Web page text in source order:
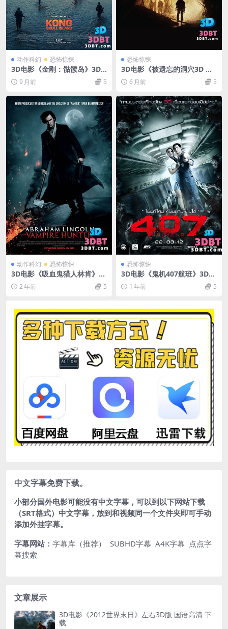
动作科幻 恐怖惊悚
3D电影《金刚：骷髅岛》3D
版下载 左右格式 4K蓝光原盘
高清MKV 网盘下载
9 月前 5
恐怖惊悚
3D电影《被遗忘的洞穴3D 》
左右格式 下载 高清恐怖电影3
D 网盘下载
6 月前 5
动作科幻 恐怖惊悚
3D电影《吸血鬼猎人林肯》下
载 左右格式 3D版 高清蓝光原
盘 MKV 网盘 下载
2 年前 5
恐怖惊悚
3D电影《鬼机407航班》3D左
右格式 国粤泰三语.3D国配中
文字幕 百度网盘下载 左右分
1 年前 5
中文字幕免费下载。
小部分国外电影可能没有中文字幕，可以到以下网站下载
（SRT格式）中文字幕，放到和视频同一个文件夹即可手动
添加外挂字幕。
字幕网站： 字幕库（推荐） SUBHD字幕 A4K字幕 点点字
幕搜索
文章展示
3D电影《2012世界末日》左右3D版 国语高清 下
载